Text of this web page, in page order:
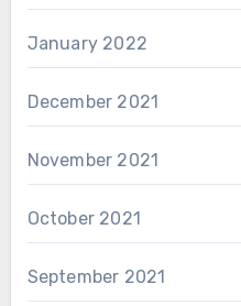
January 2022
December 2021
November 2021
October 2021
September 2021